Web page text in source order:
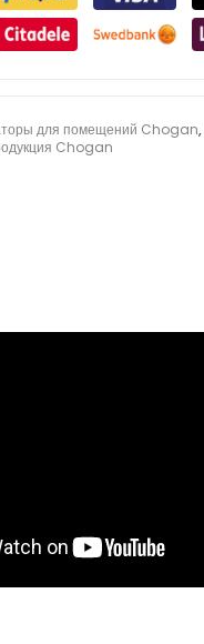
для помещений Chogan,
Chogan